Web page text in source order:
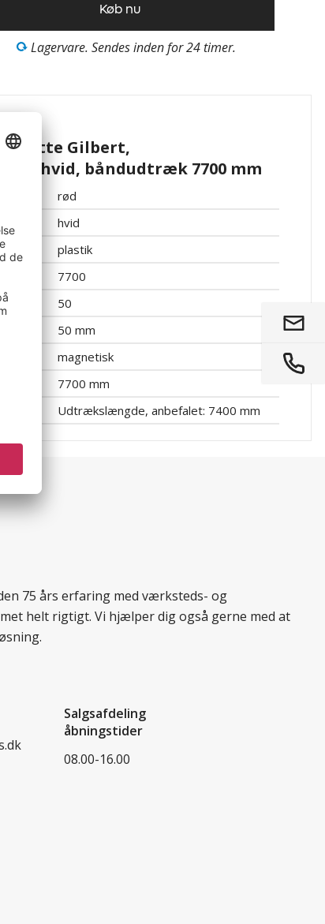
Køb nu
Lagervare. Sendes inden for 24 timer.
Gilbert,
/ hvid, båndudtræk 7700 mm
rød
hvid
plastik
7700
50
50 mm
magnetisk
7700 mm
Udtrækslængde, anbefalet: 7400 mm
75 års erfaring med værksteds- og
helt rigtigt. Vi hjælper dig også gerne med at
Salgsafdeling
åbningstider
08.00-16.00